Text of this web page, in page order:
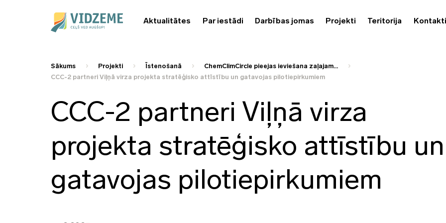
Aktualitātes Par iestādi Darbības jomas Projekti Teritorija Kontakti
Sākums Projekti Īstenošanā
ChemClimCircle pieejas ieviešana zaļajam...
CCC-2 partneri Viļņā virza projekta stratēģisko attīstību un gatavojas pilotiepirkumiem
CCC-2 partneri Viļņā virza
projekta stratēģisko attīstību un
gatavojas pilotiepirkumiem